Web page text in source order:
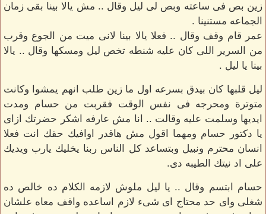
زين بص فى ساعته وبص لى ليل وقال .. مش يالا بينا بقى زمان
الجماعه مستنينا .
عمر قام وقف وقال .. فعلا يالا بينا لانى ميت من الجوع وقرب
من السرير اللى كان عليه شنطه تخص ليل ومسكها وقال .. يالا
بينا يا ليل .
ليل قلبها كان بيدق بسرعه اول ما زين طلب انهم يمشوا وكانت
متوترة ومحرجه فى نفس الوقت فقربت من حسام ومدت
ايديها وسلمت عليه وقالت .. انا مش عارفه اشكر حضرتك ازاى
يا دكتور حسام ومهما اقول مش هاقدر اوافيك حقك انت فعلا
انسان محترم ونبيل وبتساعد كل الناس ربنا يخليك يارب ويديك
على اد نيتك الطيبه دى.
حسام ابتسم وقال .. يا ليل ملوش لازمه الكلام ده خالص ده
شغلى واى حد محتاج اى شىء لازم اساعده واقف معاه علشان